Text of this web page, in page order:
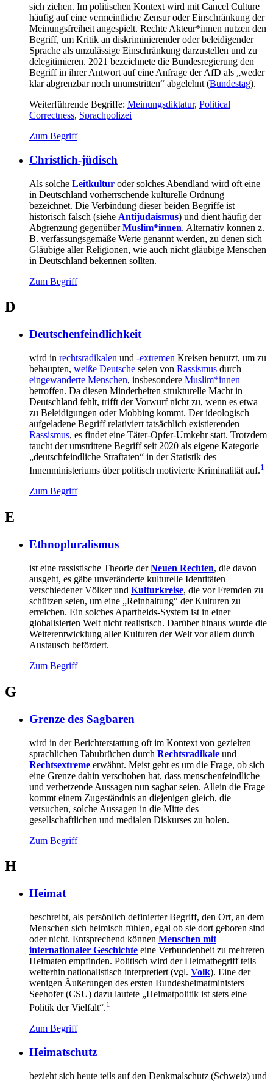
sich ziehen. Im politischen Kontext wird mit Cancel Culture
häufig auf eine vermeintliche Zensur oder Einschränkung der
Meinungsfreiheit angespielt. Rechte Akteur*innen nutzen den
Begriff, um Kritik an diskriminierender oder beleidigender
Sprache als unzulässige Einschränkung darzustellen und zu
delegitimieren. 2021 bezeichnete die Bundesregierung den
Begriff in ihrer Antwort auf eine Anfrage der AfD als „weder
klar abgrenzbar noch unumstritten“ abgelehnt (Bundestag).
Weiterführende Begriffe: Meinungsdiktatur, Political
Correctness, Sprachpolizei
Zum Begriff
Christlich-jüdisch
Als solche Leitkultur oder solches Abendland wird oft eine
in Deutschland vorherrschende kulturelle Ordnung
bezeichnet. Die Verbindung dieser beiden Begriffe ist
historisch falsch (siehe Antijudaismus) und dient häufig der
Abgrenzung gegenüberMuslim*innen. Alternativ können z.
B. verfassungsgemäße Werte genannt werden, zu denen sich
Gläubige aller Religionen, wie auch nicht gläubige Menschen
in Deutschland bekennen sollten.
Zum Begriff
D
Deutschenfeindlichkeit
wird in rechtsradikalen und -extremen Kreisen benutzt, um zu
behaupten, weiße Deutsche seien von Rassismus durch
eingewanderte Menschen, insbesondere Muslim*innen
betroffen. Da diesen Minderheiten strukturelle Macht in
Deutschland fehlt, trifft der Vorwurf nicht zu, wenn es etwa
zu Beleidigungen oder Mobbing kommt. Der ideologisch
aufgeladene Begriff relativiert tatsächlich existierenden
Rassismus, es findet eine Täter-Opfer-Umkehr statt. Trotzdem
taucht der umstrittene Begriff seit 2020 als eigene Kategorie
„deutschfeindliche Straftaten“ in der Statistik des
Innenministeriums über politisch motivierte Kriminalität auf.1
Zum Begriff
E
Ethnopluralismus
ist eine rassistische Theorie derNeuen Rechten, die davon
ausgeht, es gäbe unveränderte kulturelle Identitäten
verschiedener Völker und Kulturkreise, die vor Fremden zu
schützen seien, um eine „Reinhaltung“ der Kulturen zu
erreichen. Ein solches Apartheids-System ist in einer
globalisierten Welt nicht realistisch. Darüber hinaus wurde die
Weiterentwicklung aller Kulturen der Welt vor allem durch
Austausch befördert.
Zum Begriff
G
Grenze des Sagbaren
wird in der Berichterstattung oft im Kontext von gezielten
sprachlichen Tabubrüchen durch Rechtsradikale und
Rechtsextreme erwähnt. Meist geht es um die Frage, ob sich
eine Grenze dahin verschoben hat, dass menschenfeindliche
und verhetzende Aussagen nun sagbar seien. Allein die Frage
kommt einem Zugeständnis an diejenigen gleich, die
versuchen, solche Aussagen in die Mitte des
gesellschaftlichen und medialen Diskurses zu holen.
Zum Begriff
H
Heimat
beschreibt, als persönlich definierter Begriff, den Ort, an dem
Menschen sich heimisch fühlen, egal ob sie dort geboren sind
oder nicht. Entsprechend können Menschen mit
internationaler Geschichte eine Verbundenheit zu mehreren
Heimaten empfinden. Politisch wird der Heimatbegriff teils
weiterhin nationalistisch interpretiert (vgl. Volk). Eine der
wenigen Äußerungen des ersten Bundesheimatministers
Seehofer (CSU) dazu lautete „Heimatpolitik ist stets eine
Politik der Vielfalt“.1
Zum Begriff
Heimatschutz
bezieht sich heute teils auf den Denkmalschutz (Schweiz) und